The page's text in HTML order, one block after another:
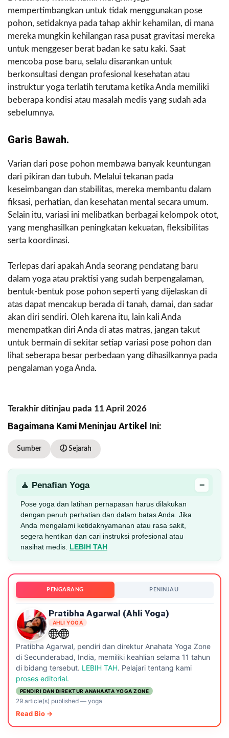
mempertimbangkan untuk tidak menggunakan pose
pohon, setidaknya pada tahap akhir kehamilan, di mana
mereka mungkin kehilangan rasa pusat gravitasi mereka
untuk menggeser berat badan ke satu kaki. Saat
mencoba pose baru, selalu disarankan untuk
berkonsultasi dengan profesional kesehatan atau
instruktur yoga terlatih terutama ketika Anda memiliki
beberapa kondisi atau masalah medis yang sudah ada
sebelumnya.
Garis Bawah.
Varian dari pose pohon membawa banyak keuntungan
dari pikiran dan tubuh. Melalui tekanan pada
keseimbangan dan stabilitas, mereka membantu dalam
fiksasi, perhatian, dan kesehatan mental secara umum.
Selain itu, variasi ini melibatkan berbagai kelompok otot,
yang menghasilkan peningkatan kekuatan, fleksibilitas
serta koordinasi.
Terlepas dari apakah Anda seorang pendatang baru
dalam yoga atau praktisi yang sudah berpengalaman,
bentuk-bentuk pose pohon seperti yang dijelaskan di
atas dapat mencakup berada di tanah, damai, dan sadar
akan diri sendiri. Oleh karena itu, lain kali Anda
menempatkan diri Anda di atas matras, jangan takut
untuk bermain di sekitar setiap variasi pose pohon dan
lihat seberapa besar perbedaan yang dihasilkannya pada
pengalaman yoga Anda.
Terakhir ditinjau pada 11 April 2026
Bagaimana Kami Meninjau Artikel Ini:
Sumber 🕖 Sejarah
🧘 Penafian Yoga −
Pose yoga dan latihan pernapasan harus dilakukan
dengan penuh perhatian dan dalam batas Anda. Jika
Anda mengalami ketidaknyamanan atau rasa sakit,
segera hentikan dan cari instruksi profesional atau
nasihat medis. LEBIH TAH
PENGARANG PENINJAU
Pratibha Agarwal (ahli Yoga)
AHLI YOGA
Pratibha Agarwal, pendiri dan direktur Anahata Yoga Zone
di Secunderabad, India, memiliki keahlian selama 11 tahun
di bidang tersebut. LEBIH TAH. Pelajari tentang kami
proses editorial.
PENDIRI DAN DIREKTUR ANAHAATA YOGA ZONE
29 article(s) published— yoga
Read Bio →